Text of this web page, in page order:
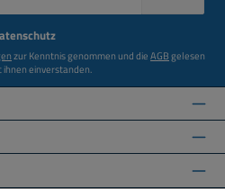
zur Kenntnis genommen und dieAGBgelesen
ihnen einverstanden.